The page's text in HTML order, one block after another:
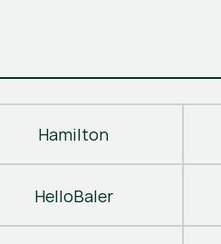
Hamilton
HelloBaler